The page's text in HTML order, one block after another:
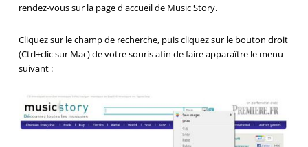
rendez-vous sur la page d'accueil de Music Story.
Cliquez sur le champ de recherche, puis cliquez sur le bouton droit
(Ctrl+clic sur Mac) de votre souris afin de faire apparaître le menu
suivant :